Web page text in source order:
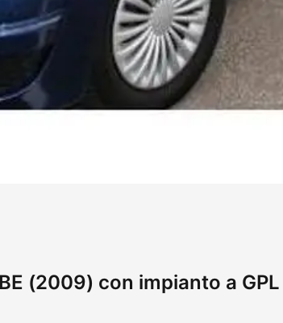
(2009) con impianto a GPL